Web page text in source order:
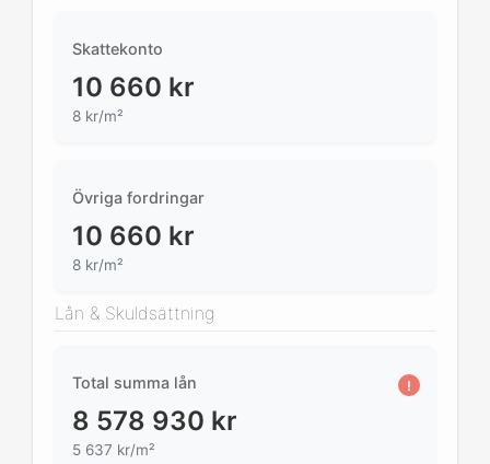
Skattekonto
10 660 kr
8 kr/m²
Övriga fordringar
10 660 kr
8 kr/m²
Lån & Skuldsättning
Total summa lån !
8 578 930 kr
5 637 kr/m²